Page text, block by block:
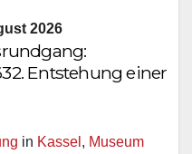
2026
Entstehung einer
in Kassel , Museum